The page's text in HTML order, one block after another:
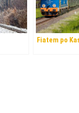
Fiatem po